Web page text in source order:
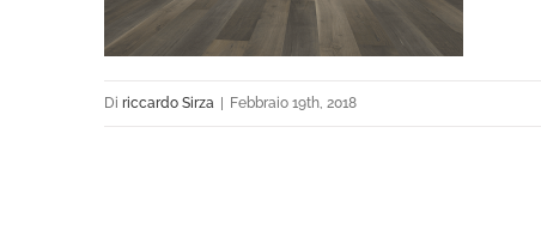
Di riccardo Sirza Febbraio 19th, 2018